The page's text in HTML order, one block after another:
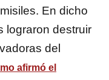
En dicho
lograron destruir
del
afirmó el